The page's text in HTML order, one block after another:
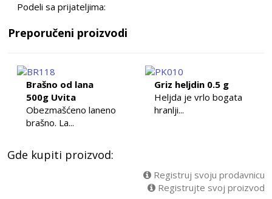
Podeli sa prijateljima:
Preporučeni proizvodi
Brašno od lana
500g Uvita
Obezmašćeno laneno
brašno. La...
Griz heljdin 0.5 g
Heljda je vrlo bogata
hranlji...
Gde kupiti proizvod:
Registruj svoju prodavnicu
Registrujte svoj proizvod